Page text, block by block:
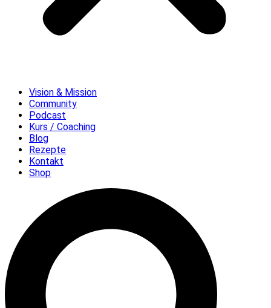
Vision & Mission
Community
Podcast
Kurs / Coaching
Blog
Rezepte
Kontakt
Shop